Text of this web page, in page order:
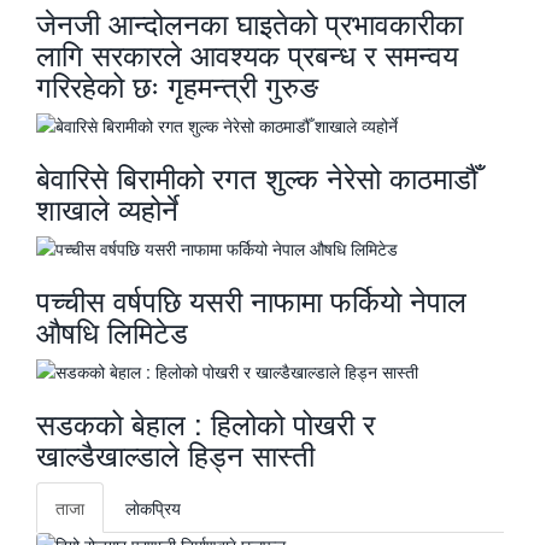
जेनजी आन्दोलनका घाइतेको प्रभावकारीका
लागि सरकारले आवश्यक प्रबन्ध र समन्वय
गरिरहेको छः गृहमन्त्री गुरुङ
बेवारिसे बिरामीको रगत शुल्क नेरेसो काठमाडौँ
शाखाले व्यहोर्ने
पच्चीस वर्षपछि यसरी नाफामा फर्कियो नेपाल
औषधि लिमिटेड
सडकको बेहाल : हिलोको पोखरी र
खाल्डैखाल्डाले हिड्न सास्ती
ताजा लाेकप्रिय